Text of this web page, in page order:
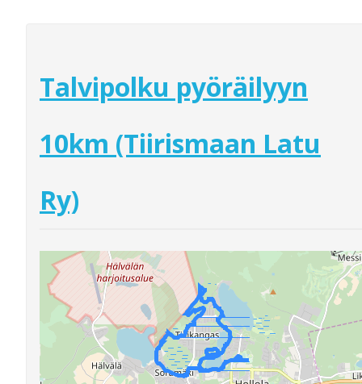
Talvipolku pyöräilyyn
10km (Tiirismaan Latu
Ry)